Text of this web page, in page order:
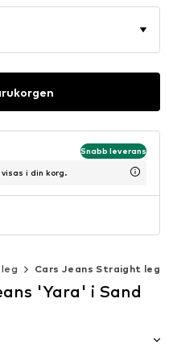
Snabb leverans
i din korg.
Cars Jeans Straight leg
'Yara' i Sand